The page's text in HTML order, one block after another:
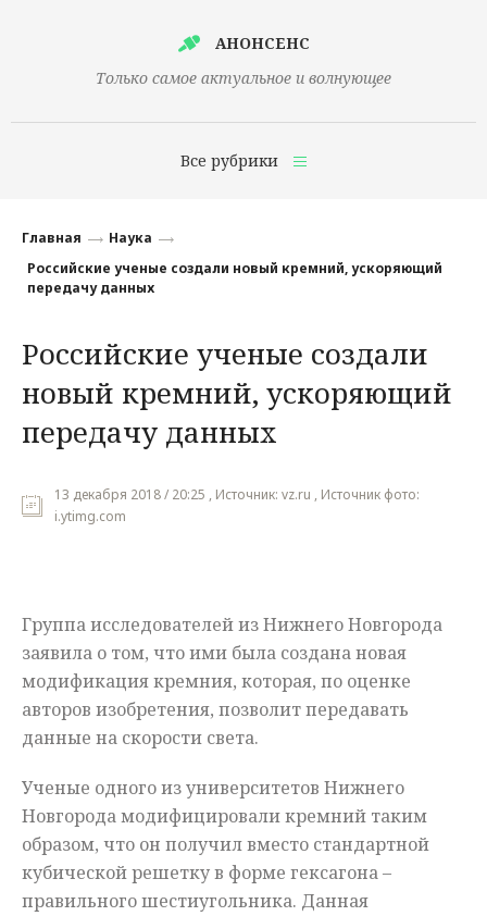
АНОНСЕНС
Только самое актуальное и волнующее
Все рубрики
Финансы
Наука
Культура
Общество
Мнения
Главная
Наука
Российские ученые создали новый кремний, ускоряющий
передачу данных
Российские ученые создали
новый кремний, ускоряющий
передачу данных
13 декабря 2018 / 20:25 , Источник: vz.ru , Источник фото:
i.ytimg.com
Группа исследователей из Нижнего Новгорода
заявила о том, что ими была создана новая
модификация кремния, которая, по оценке
авторов изобретения, позволит передавать
данные на скорости света.
Ученые одного из университетов Нижнего
Новгорода модифицировали кремний таким
образом, что он получил вместо стандартной
кубической решетку в форме гексагона –
правильного шестиугольника. Данная